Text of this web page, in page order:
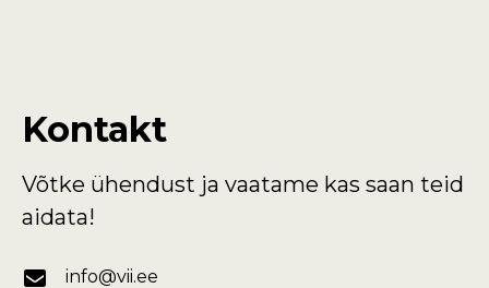
Kontakt
Võtke ühendust ja vaatame kas saan teid
aidata!
info@vii.ee